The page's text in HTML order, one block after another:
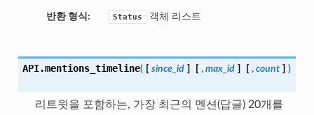
반환 형식: Status 객체 리스트
API.mentions_timeline( [ since_id ] [ , max_id ] [ , count ] )
리트윗을 포함하는, 가장 최근의 멘션(답글) 20개를